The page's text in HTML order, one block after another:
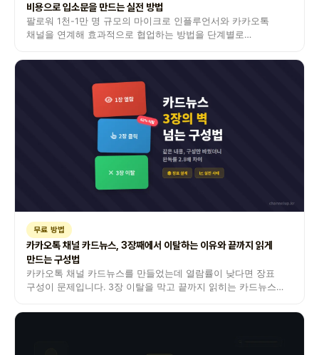
비용으로 입소문을 만드는 실전 방법
팔로워 1천-1만 명 규모의 마이크로 인플루언서와 카카오톡
채널을 연계해 효과적으로 협업하는 방법을 단계별로
무료 방법
카카오톡 채널 카드뉴스, 3장째에서 이탈하는 이유와 끝까지 읽게
만드는 구성법
카카오톡 채널 카드뉴스를 만들었는데 열람률이 낮다면 장표
구성이 문제입니다. 3장 이탈을 막고 끝까지 읽히는 카드뉴스